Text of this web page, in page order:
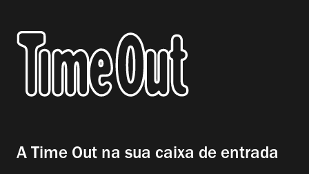
A Time Out na sua caixa de entrada